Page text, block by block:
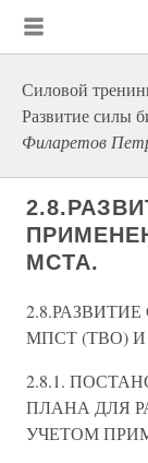
Силовой
Развитие силы
Филаретов
МСТА.
МПСТ (ТВО)
2.8.1.
ПЛАНА ДЛЯ
УЧЕТОМ